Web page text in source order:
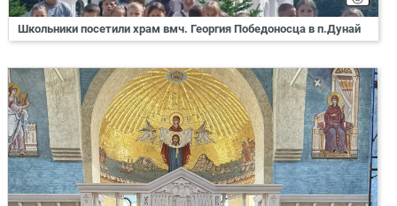
Школьники посетили храм вмч. Георгия Победоносца в п.Дунай